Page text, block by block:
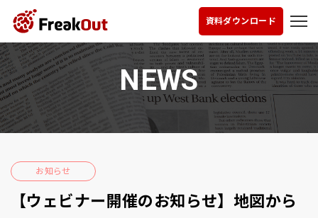
資料ダウンロード
NEWS
お知らせ
【ウェビナー開催のお知らせ】地図から